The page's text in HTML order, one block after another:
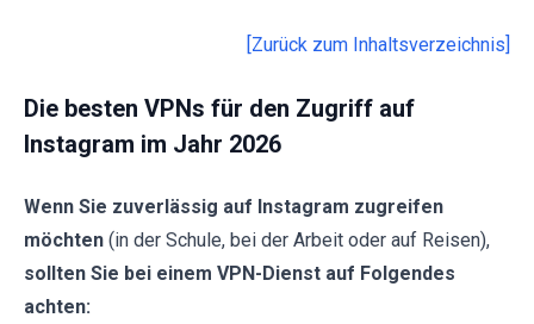
[Zurück zum Inhaltsverzeichnis]
Die besten VPNs für den Zugriff auf
Instagram im Jahr 2026
Wenn Sie zuverlässig auf Instagram zugreifen
möchten (in der Schule, bei der Arbeit oder auf Reisen),
sollten Sie bei einem VPN-Dienst auf Folgendes
achten: